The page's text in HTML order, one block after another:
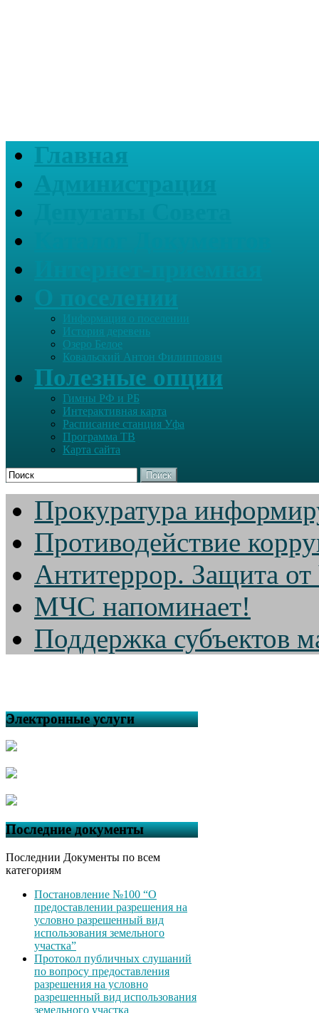
Главная
Информация о поселении
История деревень
Озеро Белое
Ковальский Антон Филиппович
Полезные опции
Гимны РФ и РБ
Интерактивная карта
Расписание станция Уфа
Программа ТВ
Карта сайта
Поиск
Прокуратура
Противодействие
Антитеррор. Защита
МЧС напоминает!
Поддержка субъектов
Электронные услуги
Последние документы
Последнии Документы по всем
категориям
Постановление №100 “О
предоставлении разрешения на
условно разрешенный вид
использования земельного
участка”
Протокол публичных слушаний
по вопросу предоставления
разрешения на условно
разрешенный вид использования
земельного участка